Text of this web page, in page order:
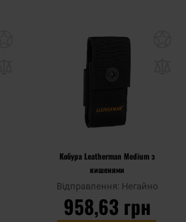
Кобура Leatherman Medium з
кишенями
Відправлення: Негайно
958,63 грн